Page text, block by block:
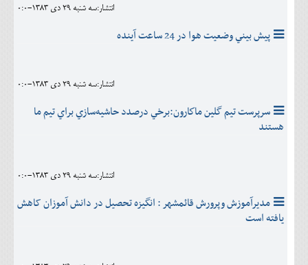
انتشار:سه شنبه 29 دی 1383-0:0
پيش بيني وضعيت هوا در 24 ساعت آينده
انتشار:سه شنبه 29 دی 1383-0:0
سرپرست تيم گلين ماكارون:برخي درصدد حاشيه‌سازي براي تيم ما
هستند
انتشار:سه شنبه 29 دی 1383-0:0
مديرآموزش وپرورش قائمشهر : انگيزه تحصيل در دانش آموزان کاهش
يافته است